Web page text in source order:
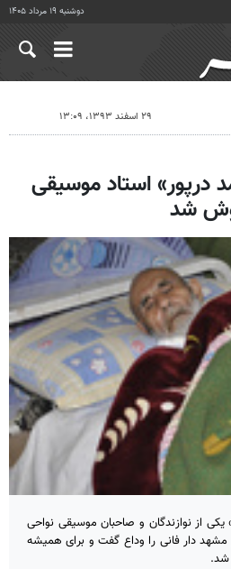
دوشنبه ۱۹ مرداد ۱۴۰۵
۲۹ اسفند ۱۳۹۳، ۱۳:۰۹
درپور» استاد موسیقی
شد
از نوازندگان و صاحبان موسیقی نواحی
مشهد دار فانی را وداع گفت و برای همیشه
شد.